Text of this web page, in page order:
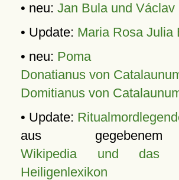
• neu: Jan Bula und Václav
• Update: Maria Rosa Julia
• neu: Poma
Donatianus von
Domitianus von
• Update:
aus
Wikipedia und das
Heiligenlexikon